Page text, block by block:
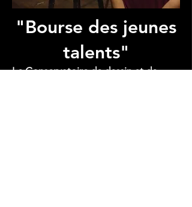
"Bourse des jeunes
talents"
Le Conservatoire de dessin et de